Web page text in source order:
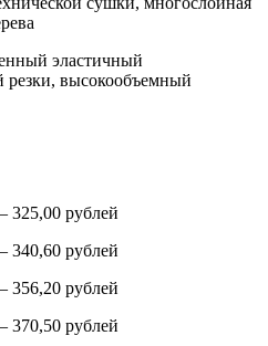
эластичный
резки, высокообъемный
рублей
рублей
рублей
рублей